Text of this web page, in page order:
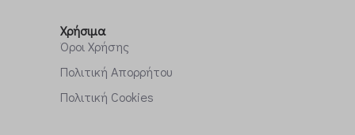
Χρήσιμα
Όροι Χρήσης
Πολιτική Απορρήτου
Πολιτική Cookies